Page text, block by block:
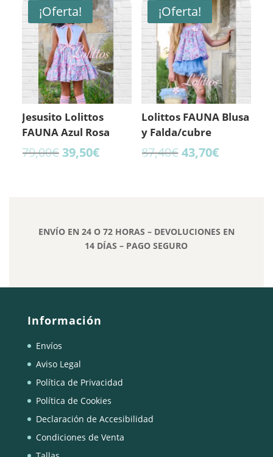
¡Oferta!
Jesusito Lolittos
FAUNA Azul Rosa
79,00€ El
39,50€El
¡Oferta!
Lolittos FAUNA Blusa
y Falda/cubre
87,40€ El
43,70€El
ENVÍO EN 24 O 72 HORAS – DEVOLUCIONES EN
14 DÍAS – PAGO SEGURO
Información
Envíos
Aviso Legal
Política de Privacidad
Política de Cookies
Declaración de Accesibilidad
Condiciones de Venta